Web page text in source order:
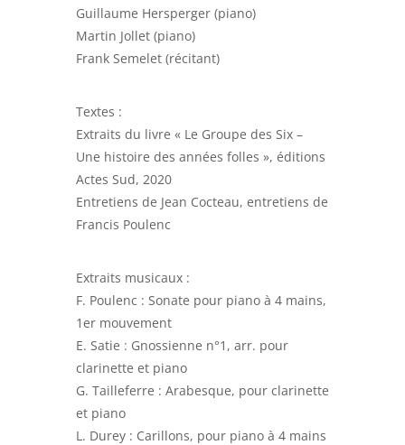
Guillaume Hersperger (piano)
Martin Jollet (piano)
Frank Semelet (récitant)
Textes :
Extraits du livre « Le Groupe des Six –
Une histoire des années folles », éditions
Actes Sud, 2020
Entretiens de Jean Cocteau, entretiens de
Francis Poulenc
Extraits musicaux :
F. Poulenc : Sonate pour piano à 4 mains,
1er mouvement
E. Satie : Gnossienne n°1, arr. pour
clarinette et piano
G. Tailleferre : Arabesque, pour clarinette
et piano
L. Durey : Carillons, pour piano à 4 mains